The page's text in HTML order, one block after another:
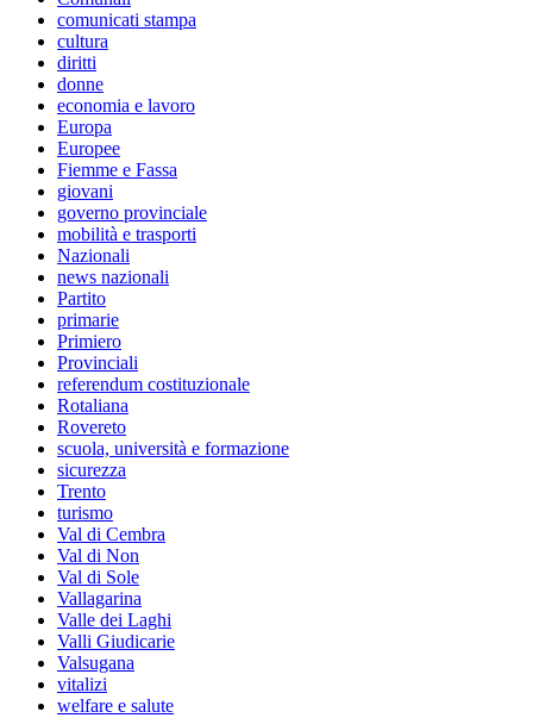
comunicati stampa
cultura
diritti
donne
economia e lavoro
Europa
Europee
Fiemme e Fassa
giovani
governo provinciale
mobilità e trasporti
Nazionali
news nazionali
Partito
primarie
Primiero
Provinciali
referendum costituzionale
Rotaliana
Rovereto
scuola, università e formazione
sicurezza
Trento
turismo
Val di Cembra
Val di Non
Val di Sole
Vallagarina
Valle dei Laghi
Valli Giudicarie
Valsugana
vitalizi
welfare e salute